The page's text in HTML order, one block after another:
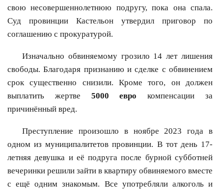
свою несовершеннолетнюю подругу, пока она спала.
Суд провинции Кастельон утвердил приговор по
соглашению с прокуратурой.
Изначально обвиняемому грозило 14 лет лишения
свободы. Благодаря признанию и сделке с обвинением
срок существенно снизили. Кроме того, он должен
выплатить жертве 5000 еврокомпенсации за
причинённый вред.
Преступление произошло в ноябре 2023 года в
одном из муниципалитетов провинции. В тот день 17-
летняя девушка и её подруга после бурной субботней
вечеринки решили зайти в квартиру обвиняемого вместе
с ещё одним знакомым. Все употребляли алкоголь и